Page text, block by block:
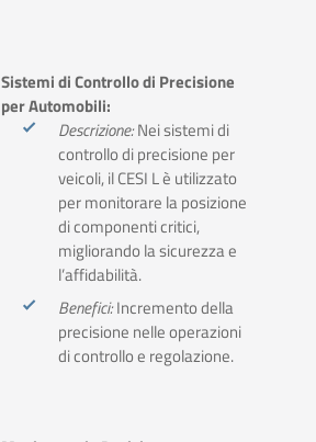
Sistemi di Controllo di Precisione
per Automobili:
Descrizione:Nei sistemi di
controllo di precisione per
veicoli, il CESI L è utilizzato
per monitorare la posizione
di componenti critici,
migliorando la sicurezza e
l’affidabilità.
Benefici:Incremento della
precisione nelle operazioni
di controllo e regolazione.